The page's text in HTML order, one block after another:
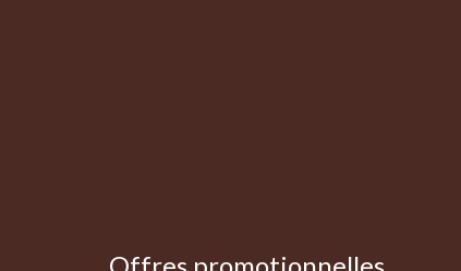
Offres promotionnelles